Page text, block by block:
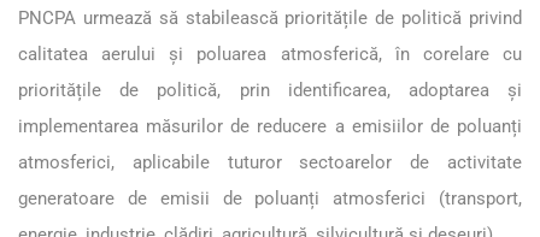
PNCPA urmează să stabilească prioritățile de politică privind
calitatea aerului și poluarea atmosferică, în corelare cu
prioritățile de politică, prin identificarea, adoptarea și
implementarea măsurilor de reducere a emisiilor de poluanți
atmosferici, aplicabile tuturor sectoarelor de activitate
generatoare de emisii de poluanți atmosferici (transport,